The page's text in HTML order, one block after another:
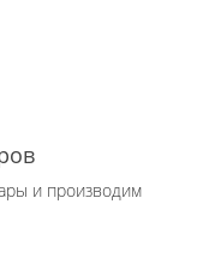
и производим